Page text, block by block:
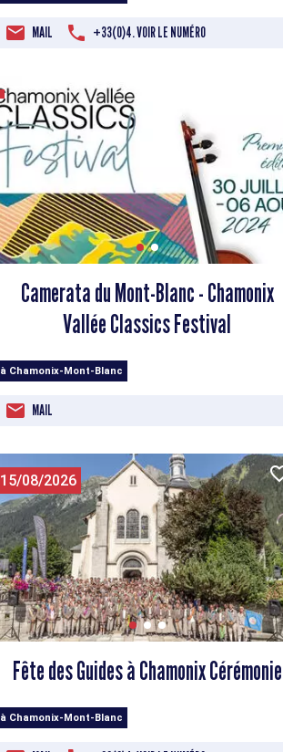
MAIL +33(0)4. VOIR LE NUMÉRO
Camerata du Mont-Blanc - Chamonix
Vallée Classics Festival
à Chamonix-Mont-Blanc
MAIL
15/08/2026
Fête des Guides à Chamonix Cérémonie
à Chamonix-Mont-Blanc